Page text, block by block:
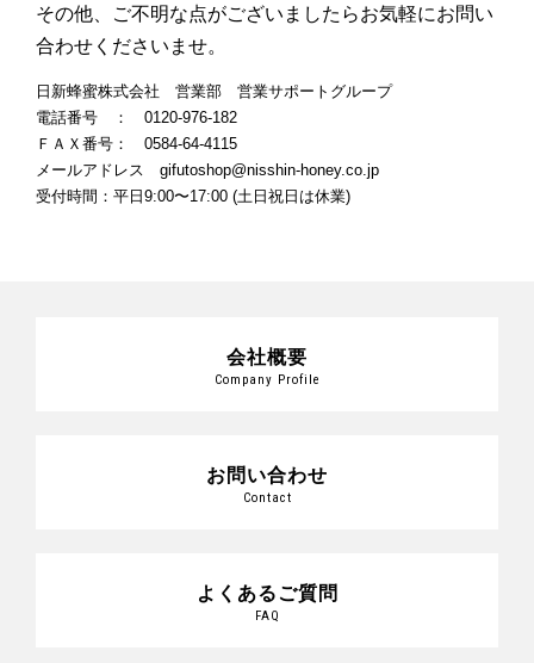
その他、ご不明な点がございましたらお気軽にお問い
合わせくださいませ。
日新蜂蜜株式会社 営業部 営業サポートグループ
電話番号 ： 0120-976-182
ＦＡＸ番号： 0584-64-4115
メールアドレス gifutoshop@nisshin-honey.co.jp
受付時間：平日9:00〜17:00 (土日祝日は休業)
会社概要
Company Profile
お問い合わせ
Contact
よくあるご質問
FAQ